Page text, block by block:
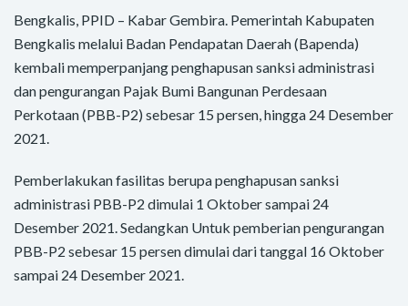
Bengkalis, PPID – Kabar Gembira. Pemerintah Kabupaten
Bengkalis melalui Badan Pendapatan Daerah (Bapenda)
kembali memperpanjang penghapusan sanksi administrasi
dan pengurangan Pajak Bumi Bangunan Perdesaan
Perkotaan (PBB-P2) sebesar 15 persen, hingga 24 Desember
2021.
Pemberlakukan fasilitas berupa penghapusan sanksi
administrasi PBB-P2 dimulai 1 Oktober sampai 24
Desember 2021. Sedangkan Untuk pemberian pengurangan
PBB-P2 sebesar 15 persen dimulai dari tanggal 16 Oktober
sampai 24 Desember 2021.